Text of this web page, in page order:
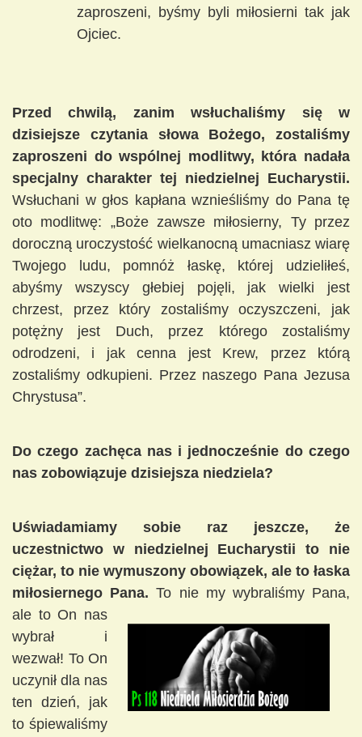
zaproszeni, byśmy byli miłosierni tak jak
Ojciec.
Przed chwilą, zanim wsłuchaliśmy się w
dzisiejsze czytania słowa Bożego, zostaliśmy
zaproszeni do wspólnej modlitwy, która nadała
specjalny charakter tej niedzielnej Eucharystii.
Wsłuchani w głos kapłana wznieśliśmy do Pana tę
oto modlitwę: „Boże zawsze miłosierny, Ty przez
doroczną uroczystość wielkanocną umacniasz wiarę
Twojego ludu, pomnóż łaskę, której udzieliłeś,
abyśmy wszyscy głebiej pojęli, jak wielki jest
chrzest, przez który zostaliśmy oczyszczeni, jak
potężny jest Duch, przez którego zostaliśmy
odrodzeni, i jak cenna jest Krew, przez którą
zostaliśmy odkupieni. Przez naszego Pana Jezusa
Chrystusa”.
Do czego zachęca nas i jednocześnie do czego
nas zobowiązuje dzisiejsza niedziela?
Uświadamiamy sobie raz jeszcze, że
uczestnictwo w niedzielnej Eucharystii to nie
ciężar, to nie wymuszony obowiązek, ale to łaska
miłosiernego Pana. To nie my wybraliśmy Pana,
ale toOn nas
wybrał i
wezwał! To On
uczynił dla nas
ten dzień, jak
to śpiewaliśmy